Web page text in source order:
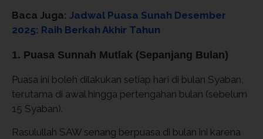
Baca Juga: Jadwal Puasa Sunah Desember
2025: Raih Berkah Akhir Tahun
1. Puasa Sunnah Mutlak (Sepanjang Bulan)
Puasa ini boleh dilakukan setiap hari di bulan Syaban,
terutama di awal hingga pertengahan bulan (sebelum
15 Syaban).
Rasulullah SAW senang berpuasa di bulan ini karena